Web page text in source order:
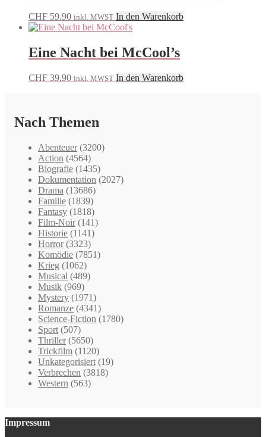
CHF 59.90 inkl. MWST In den Warenkorb
Eine Nacht bei McCool’s
CHF 39.90 inkl. MWST In den Warenkorb
Nach Themen
Abenteuer (3200)
Action (4564)
Biografie (1435)
Dokumentation (2027)
Drama (13686)
Familie (1839)
Fantasy (1818)
Film-Noir (141)
Historie (1141)
Horror (3323)
Komödie (7851)
Krieg (1062)
Musical (489)
Musik (969)
Mystery (1971)
Romanze (4341)
Science-Fiction (1780)
Sport (507)
Thriller (5650)
Trickfilm (1120)
Unkategorisiert (19)
Verbrechen (3818)
Western (563)
Impressum